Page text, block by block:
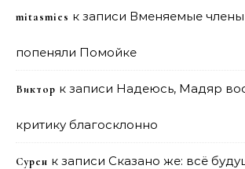
mitasmies к записи Вменяемые
попеняли Помойке
Виктор к записи Надеюсь, Мадяр
критику благосклонно
Сурен к записи Сказано же: всё